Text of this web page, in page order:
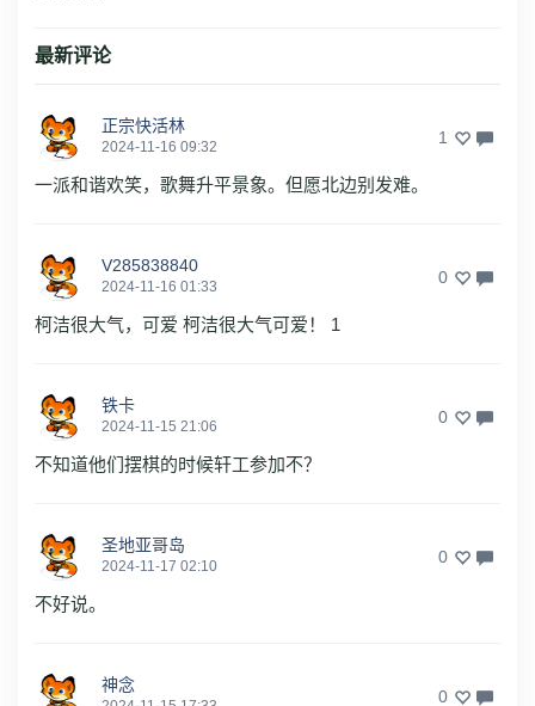
最新评论
正宗快活林
2024-11-16 09:32 1
一派和谐欢笑，歌舞升平景象。但愿北边别发难。
V285838840
2024-11-16 01:33 0
柯洁很大气，可爱 柯洁很大气可爱！ 1
铁卡
2024-11-15 21:06 0
不知道他们摆棋的时候轩工参加不？
圣地亚哥岛
2024-11-17 02:10 0
不好说。
神念
0